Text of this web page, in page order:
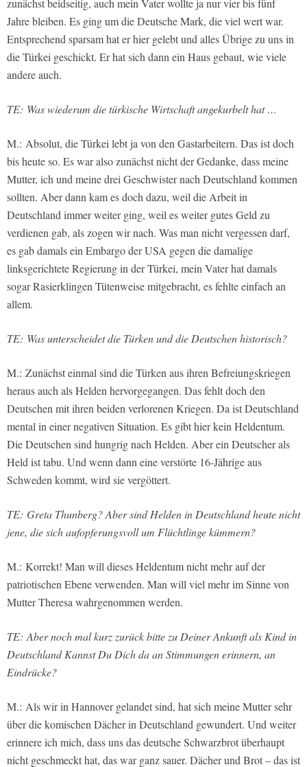
zunächst beidseitig, auch mein Vater wollte ja nur vier bis fünf
Jahre bleiben. Es ging um die Deutsche Mark, die viel wert war.
Entsprechend sparsam hat er hier gelebt und alles Übrige zu uns in
die Türkei geschickt. Er hat sich dann ein Haus gebaut, wie viele
andere auch.
TE: Was wiederum die türkische Wirtschaft angekurbelt hat …
M.: Absolut, die Türkei lebt ja von den Gastarbeitern. Das ist doch
bis heute so. Es war also zunächst nicht der Gedanke, dass meine
Mutter, ich und meine drei Geschwister nach Deutschland kommen
sollten. Aber dann kam es doch dazu, weil die Arbeit in
Deutschland immer weiter ging, weil es weiter gutes Geld zu
verdienen gab, als zogen wir nach. Was man nicht vergessen darf,
es gab damals ein Embargo der USA gegen die damalige
linksgerichtete Regierung in der Türkei, mein Vater hat damals
sogar Rasierklingen Tütenweise mitgebracht, es fehlte einfach an
allem.
TE: Was unterscheidet die Türken und die Deutschen historisch?
M.: Zunächst einmal sind die Türken aus ihren Befreiungskriegen
heraus auch als Helden hervorgegangen. Das fehlt doch den
Deutschen mit ihren beiden verlorenen Kriegen. Da ist Deutschland
mental in einer negativen Situation. Es gibt hier kein Heldentum.
Die Deutschen sind hungrig nach Helden. Aber ein Deutscher als
Held ist tabu. Und wenn dann eine verstörte 16-Jährige aus
Schweden kommt, wird sie vergöttert.
TE: Greta Thunberg? Aber sind Helden in Deutschland heute nicht
jene, die sich aufopferungsvoll um Flüchtlinge kümmern?
M.: Korrekt! Man will dieses Heldentum nicht mehr auf der
patriotischen Ebene verwenden. Man will viel mehr im Sinne von
Mutter Theresa wahrgenommen werden.
TE: Aber noch mal kurz zurück bitte zu Deiner Ankunft als Kind in
Deutschland Kannst Du Dich da an Stimmungen erinnern, an
Eindrücke?
M.: Als wir in Hannover gelandet sind, hat sich meine Mutter sehr
über die komischen Dächer in Deutschland gewundert. Und weiter
erinnere ich mich, dass uns das deutsche Schwarzbrot überhaupt
nicht geschmeckt hat, das war ganz sauer. Dächer und Brot – das ist